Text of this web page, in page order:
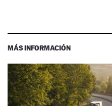
MÁS INFORMACIÓN